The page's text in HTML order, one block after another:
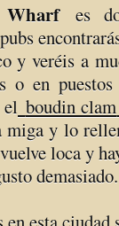
Wharf
es
y veréis a
o en
boudin clam
y lo
loca y
demasiado.